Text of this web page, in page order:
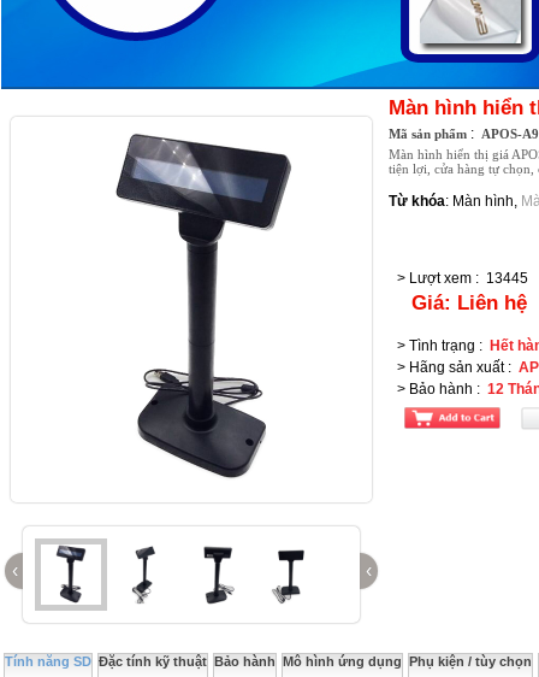
‹ ‹
Màn hình hiển
Mã sản phẩm : APOS-A9
Màn hình hiển thị giá
tiện lợi, cửa hàng tự
Từ khóa: Màn hình,
> Lượt xem : 13445
Giá: Liên hệ
> Tình trạng : Hết
> Hãng sản xuất:
> Bảo hành : 12
Tính năng SD Đặc tính kỹ thuật Bảo hành Mô hình ứng dụng Phụ kiện / tùy chọn